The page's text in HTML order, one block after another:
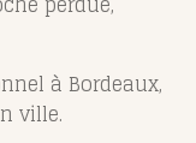
à Bordeaux,
ville.